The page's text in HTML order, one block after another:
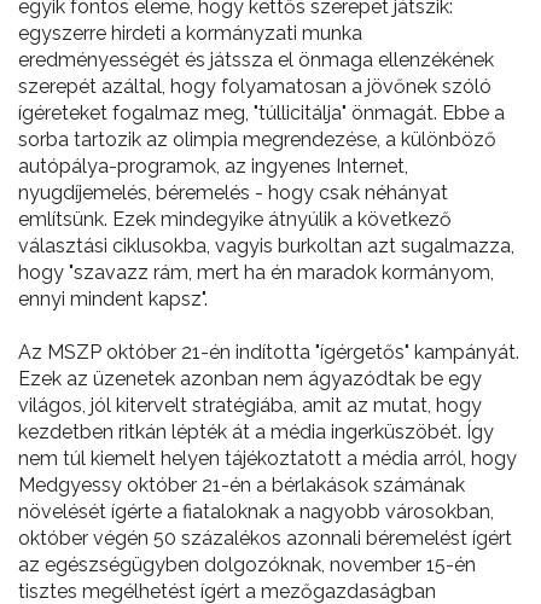
egyik fontos eleme, hogy kettős szerepet játszik:
egyszerre hirdeti a kormányzati munka
eredményességét és játssza el önmaga ellenzékének
szerepét azáltal, hogy folyamatosan a jövőnek szóló
ígéreteket fogalmaz meg, "túllicitálja" önmagát. Ebbe a
sorba tartozik az olimpia megrendezése, a különböző
autópálya-programok, az ingyenes Internet,
nyugdíjemelés, béremelés - hogy csak néhányat
említsünk. Ezek mindegyike átnyúlik a következő
választási ciklusokba, vagyis burkoltan azt sugalmazza,
hogy "szavazz rám, mert ha én maradok kormányom,
ennyi mindent kapsz".
Az MSZP október 21-én indította "ígérgetős" kampányát.
Ezek az üzenetek azonban nem ágyazódtak be egy
világos, jól kitervelt stratégiába, amit az mutat, hogy
kezdetben ritkán lépték át a média ingerküszöbét. Így
nem túl kiemelt helyen tájékoztatott a média arról, hogy
Medgyessy október 21-én a bérlakások számának
növelését ígérte a fiataloknak a nagyobb városokban,
október végén 50 százalékos azonnali béremelést ígért
az egészségügyben dolgozóknak, november 15-én
tisztes megélhetést ígért a mezőgazdaságban